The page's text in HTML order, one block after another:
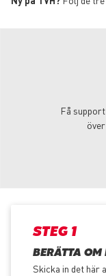
Få
STEG 1
BERÄTTA OM
Skicka in det